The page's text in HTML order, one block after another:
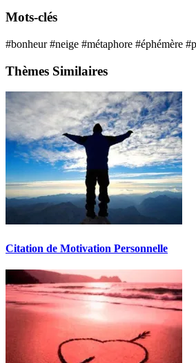
Mots-clés
#bonheur#neige #métaphore #éphémère
Thèmes Similaires
Citation de Motivation Personnelle